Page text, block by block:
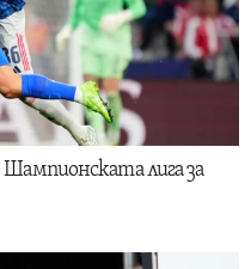
Шампионската лига за